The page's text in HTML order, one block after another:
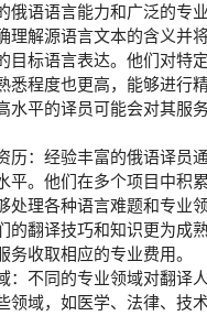
俄语语言能力和广泛的专
理解源语言文本的含义并
目标语言表达。他们对特
悉程度也更高，能够进行精
水平的译员可能会对其服
历：经验丰富的俄语译员
平。他们在多个项目中积
处理各种语言难题和专业领
的翻译技巧和知识更为成
务收取相应的专业费用。
：不同的专业领域对翻译
领域，如医学、法律、技